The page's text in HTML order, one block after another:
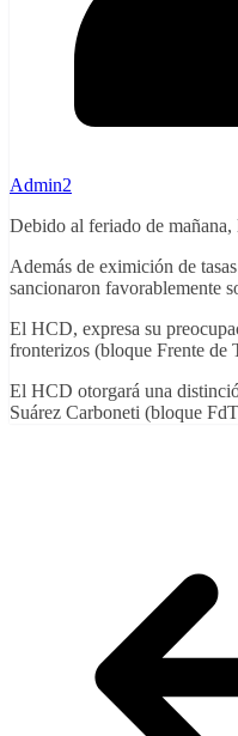
Admin2
Debido al feriado de mañana,
Además de eximición de
sancionaron favorablemente
El HCD, expresa su
fronterizos (bloque Frente de
El HCD otorgará una
Suárez Carboneti (bloque